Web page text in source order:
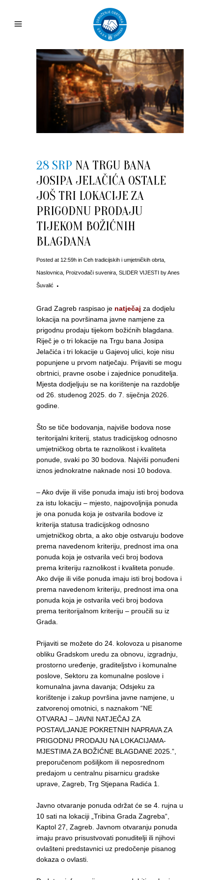
28 SRP NA TRGU BANA
JOSIPA JELAČIĆA OSTALE
JOŠ TRI LOKACIJE ZA
PRIGODNU PRODAJU
TIJEKOM BOŽIĆNIH
BLAGDANA
Posted at 12:59h in Ceh tradicijskih i umjetničkih obrta,
Naslovnica, Proizvođači suvenira, SLIDER VIJESTI byAnes
Šuvalić
Grad Zagreb raspisao je natječaj za dodjelu
lokacija na površinama javne namjene za
prigodnu prodaju tijekom božićnih blagdana.
Riječ je o tri lokacije na Trgu bana Josipa
Jelačića i tri lokacije u Gajevoj ulici, koje nisu
popunjene u prvom natječaju. Prijaviti se mogu
obrtnici, pravne osobe i zajednice ponuditelja.
Mjesta dodjeljuju se na korištenje na razdoblje
od 26. studenog 2025. do 7. siječnja 2026.
godine.
Što se tiče bodovanja, najviše bodova nose
teritorijalni kriterij, status tradicijskog odnosno
umjetničkog obrta te raznolikost i kvaliteta
ponude, svaki po 30 bodova. Najviši ponuđeni
iznos jednokratne naknade nosi 10 bodova.
– Ako dvije ili više ponuda imaju isti broj bodova
za istu lokaciju – mjesto, najpovoljnija ponuda
je ona ponuda koja je ostvarila bodove iz
kriterija statusa tradicijskog odnosno
umjetničkog obrta, a ako obje ostvaruju bodove
prema navedenom kriteriju, prednost ima ona
ponuda koja je ostvarila veći broj bodova
prema kriteriju raznolikost i kvaliteta ponude.
Ako dvije ili više ponuda imaju isti broj bodova i
prema navedenom kriteriju, prednost ima ona
ponuda koja je ostvarila veći broj bodova
prema teritorijalnom kriteriju – proučili su iz
Grada.
Prijaviti se možete do 24. kolovoza u pisanome
obliku Gradskom uredu za obnovu, izgradnju,
prostorno uređenje, graditeljstvo i komunalne
poslove, Sektoru za komunalne poslove i
komunalna javna davanja; Odsjeku za
korištenje i zakup površina javne namjene, u
zatvorenoj omotnici, s naznakom “NE
OTVARAJ – JAVNI NATJEČAJ ZA
POSTAVLJANJE POKRETNIH NAPRAVA ZA
PRIGODNU PRODAJU NA LOKACIJAMA-
MJESTIMA ZA BOŽIĆNE BLAGDANE 2025.”,
preporučenom pošiljkom ili neposrednom
predajom u centralnu pisarnicu gradske
uprave, Zagreb, Trg Stjepana Radića 1.
Javno otvaranje ponuda održat će se 4. rujna u
10 sati na lokaciji „Tribina Grada Zagreba“,
Kaptol 27, Zagreb. Javnom otvaranju ponuda
imaju pravo prisustvovati ponuditelji ili njihovi
ovlašteni predstavnici uz predočenje pisanog
dokaza o ovlasti.